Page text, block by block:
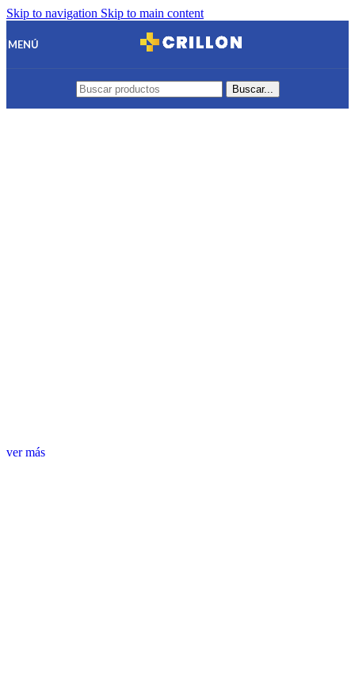
Skip to navigation Skip to main content
MENÚ
Buscar...
ver más